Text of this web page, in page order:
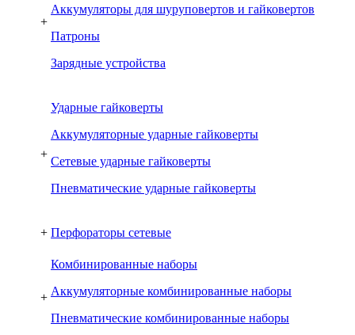
+
Аккумуляторы для шуруповертов и гайковертов
Патроны
Зарядные устройства
+
Ударные гайковерты
Аккумуляторные ударные гайковерты
Сетевые ударные гайковерты
Пневматические ударные гайковерты
+ Перфораторы сетевые
+
Комбинированные наборы
Аккумуляторные комбинированные наборы
Пневматические комбинированные наборы